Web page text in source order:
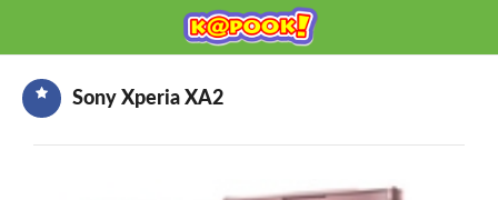
Mobile เช็กก่อนซื้อ
Sony Xperia XA2